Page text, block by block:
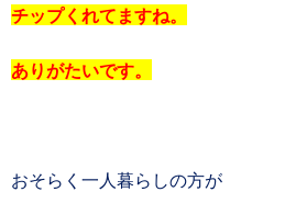
チップくれてますね。
ありがたいです。
おそらく一人暮らしの方が